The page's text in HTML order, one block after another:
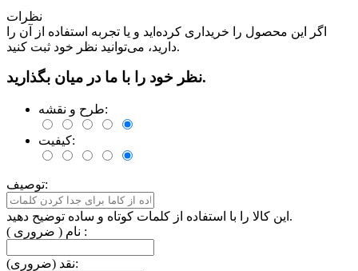
نظرات
اگر این محصول را خریداری کرده‌اید و یا تجربه استفاده از آن را
دارید، می‌توانید نظر خود ثبت کنید.
نظر خود را با ما در میان بگذارید.
طرح و نقشه:
کیفیت:
توصیف:
این کالا را با استفاده از کلمات کوتاه و ساده توضیح دهید.
نام ( ضروری ) :
نقد (ضروری):